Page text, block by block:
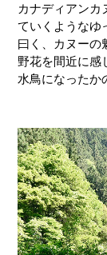
カナディアンカ
ていくようなゆ
曰く、カヌーの
野花を間近に感
水鳥になったか